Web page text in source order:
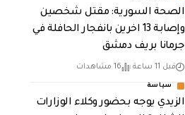
الصحة السورية: مقتل شخصين
وإصابة 13 اخرين بانفجار الحافلة في
جرمانا بريف دمشق
قبل 11 ساعة 16 مشاهدات
سياسة
الزيدي يوجه بحضور وكلاء الوزارات